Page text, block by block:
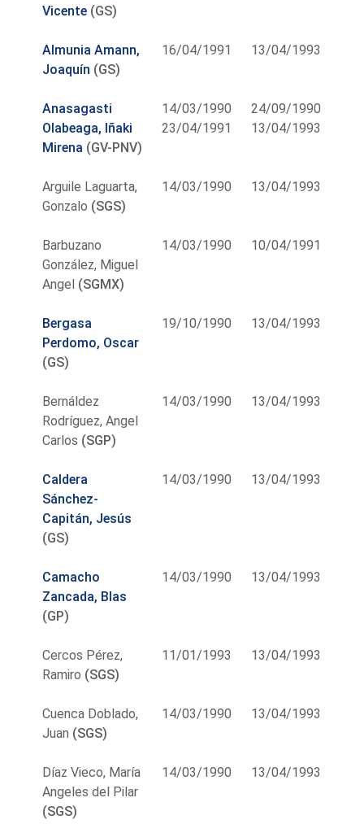
Vicente (GS)
Almunia Amann,
Joaquín (GS)
16/04/1991 13/04/1993
Anasagasti
Olabeaga, Iñaki
Mirena (GV-PNV)
14/03/1990
23/04/1991
24/09/1990
13/04/1993
Arguile Laguarta,
Gonzalo (SGS)
14/03/1990 13/04/1993
Barbuzano
González, Miguel
Angel (SGMX)
14/03/1990 10/04/1991
Bergasa
Perdomo, Oscar
(GS)
19/10/1990 13/04/1993
Bernáldez
Rodríguez, Angel
Carlos (SGP)
14/03/1990 13/04/1993
Caldera
Sánchez-
Capitán, Jesús
(GS)
14/03/1990 13/04/1993
Camacho
Zancada, Blas
(GP)
14/03/1990 13/04/1993
Cercos Pérez,
Ramiro (SGS)
11/01/1993 13/04/1993
Cuenca Doblado,
Juan (SGS)
14/03/1990 13/04/1993
Díaz Vieco, María
Angeles del Pilar
(SGS)
14/03/1990 13/04/1993